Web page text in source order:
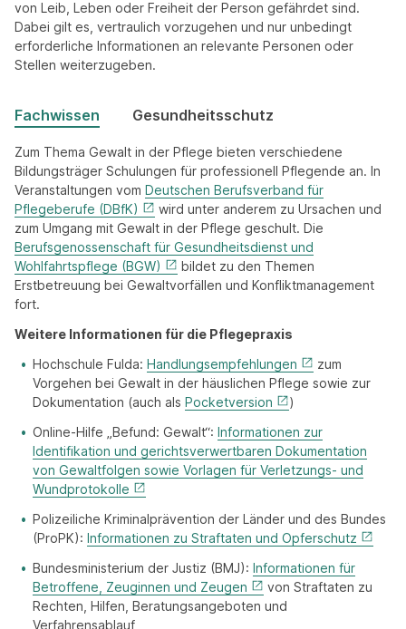
von Leib, Leben oder Freiheit der Person gefährdet sind.
Dabei gilt es, vertraulich vorzugehen und nur unbedingt
erforderliche Informationen an relevante Personen oder
Stellen weiterzugeben.
Fachwissen Gesundheitsschutz
Zum Thema Gewalt in der Pflege bieten verschiedene
Bildungsträger Schulungen für professionell Pflegende an. In
Veranstaltungen vom Deutschen Berufsverband für
Pflegeberufe (DBfK)
wird unter anderem zu Ursachen und
zum Umgang mit Gewalt in der Pflege geschult. Die
Berufsgenossenschaft für Gesundheitsdienst und
Wohlfahrtspflege (BGW)
bildet zu den Themen
Erstbetreuung bei Gewaltvorfällen und Konfliktmanagement
fort.
Weitere Informationen für die Pflegepraxis
Hochschule Fulda: Handlungsempfehlungen
zum
Vorgehen bei Gewalt in der häuslichen Pflege sowie zur
Dokumentation (auch als Pocketversion
)
Online-Hilfe „Befund: Gewalt“: Informationen zur
Identifikation und gerichtsverwertbaren Dokumentation
von Gewaltfolgen sowie Vorlagen für Verletzungs- und
Wundprotokolle
Polizeiliche Kriminalprävention der Länder und des Bundes
(ProPK): Informationen zu Straftaten und Opferschutz
Bundesministerium der Justiz (BMJ): Informationen für
Betroffene, Zeuginnen und Zeugen
von Straftaten zu
Rechten, Hilfen, Beratungsangeboten und
Verfahrensablauf